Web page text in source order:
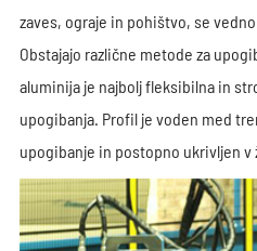
zaves, ograje in pohištvo, se
Obstajajo različne metode za
aluminija je najbolj fleksibilna in
upogibanja. Profil je voden med
upogibanje in postopno ukrivljen v